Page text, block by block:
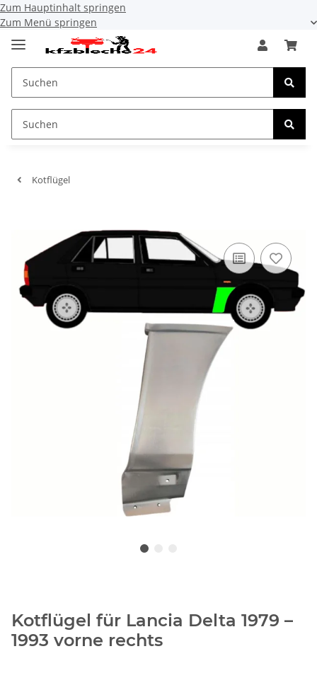
Zum Hauptinhalt springen
Zum Menü springen
Kotflügel
Kotflügel für Lancia Delta 1979 –
1993 vorne rechts